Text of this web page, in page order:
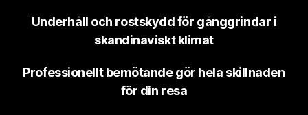
Underhåll och rostskydd för gånggrindar i
skandinaviskt klimat
Professionellt bemötande gör hela skillnaden
för din resa